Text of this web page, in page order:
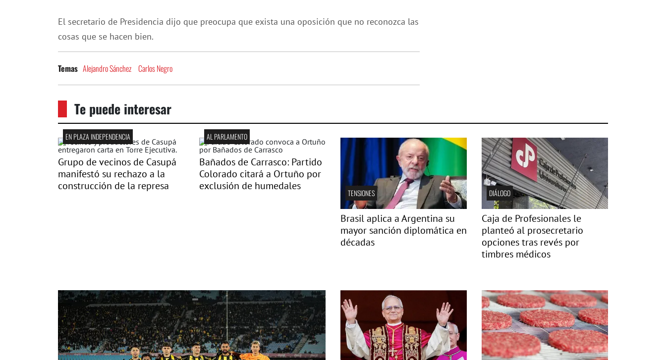
El secretario de Presidencia dijo que preocupa que exista una oposición que no reconozca las
cosas que se hacen bien.
Temas Alejandro Sánchez Carlos Negro
Te puede interesar
EN PLAZA INDEPENDENCIA
Grupo de vecinos de Casupá
manifestó su rechazo a la
construcción de la represa
AL PARLAMENTO
Bañados de Carrasco: Partido
Colorado citará a Ortuño por
exclusión de humedales
TENSIONES
Brasil aplica a Argentina su
mayor sanción diplomática en
décadas
DIÁLOGO
Caja de Profesionales le
planteó al prosecretario
opciones tras revés por
timbres médicos